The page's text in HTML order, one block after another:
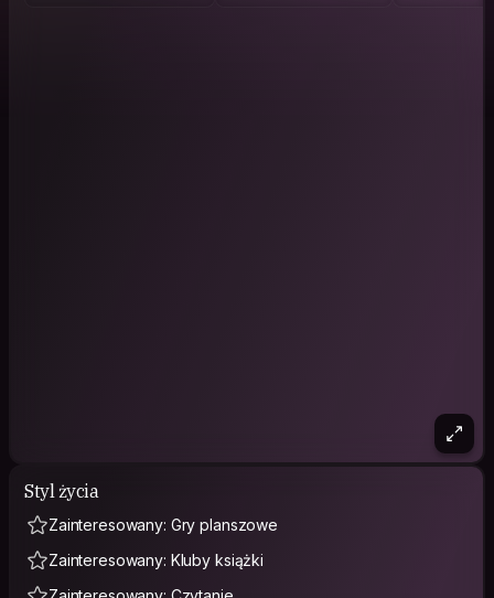
Styl życia
Zainteresowany: Gry planszowe
Zainteresowany: Kluby książki